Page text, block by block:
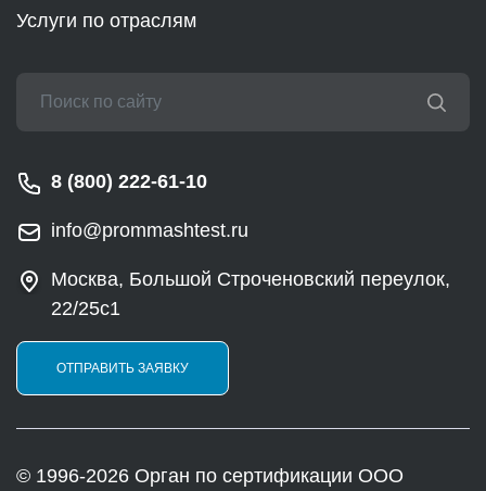
Услуги по отраслям
8 (800) 222-61-10
info@prommashtest.ru
Москва, Большой Строченовский переулок,
22/25с1
ОТПРАВИТЬ ЗАЯВКУ
© 1996-2026 Орган по сертификации ООО